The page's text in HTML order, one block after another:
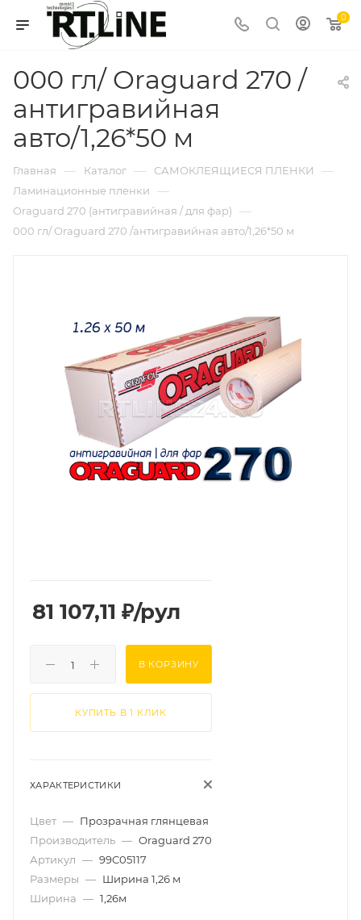
0
000 гл/ Oraguard 270 /
антигравийная
авто/1,26*50 м
Главная — Каталог — САМОКЛЕЯЩИЕСЯ ПЛЕНКИ —
Ламинационные пленки —
Oraguard 270 (антигравийная / для фар) —
000 гл/ Oraguard 270 /антигравийная авто/1,26*50 м
81 107,11 ₽/рул
В КОРЗИНУ
КУПИТЬ В 1 КЛИК
ХАРАКТЕРИСТИКИ
Цвет — Прозрачная глянцевая
Производитель — Oraguard 270
Артикул — 99C05117
Размеры — Ширина 1,26 м
Ширина — 1,26м